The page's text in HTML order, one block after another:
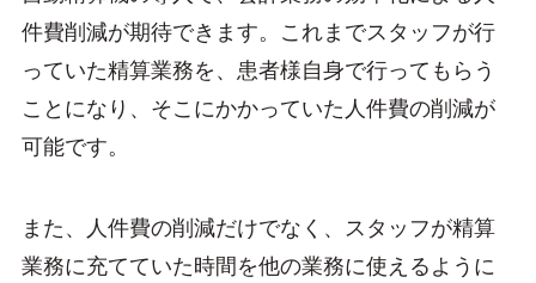
件費削減が期待できます。これまでスタッフが行
っていた精算業務を、患者様自身で行ってもらう
ことになり、そこにかかっていた人件費の削減が
可能です。
また、人件費の削減だけでなく、スタッフが精算
業務に充てていた時間を他の業務に使えるように